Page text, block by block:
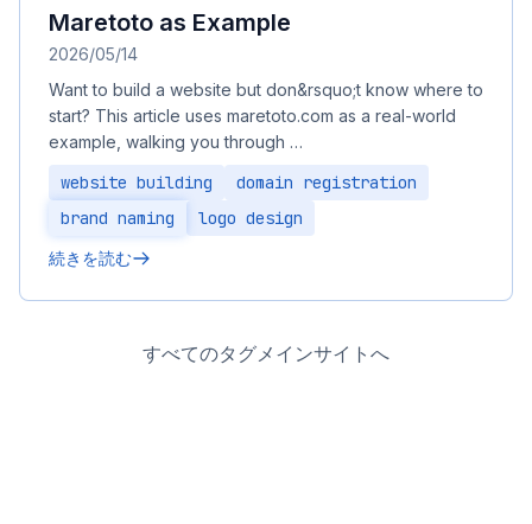
Maretoto as Example
2026/05/14
Want to build a website but don&rsquo;t know where to
start? This article uses maretoto.com as a real-world
example, walking you through …
website building
domain registration
brand naming
logo design
続きを読む
すべてのタグメインサイトへ